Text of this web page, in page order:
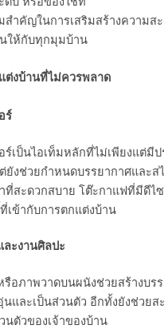
ำคัญในการเสริมสร้างความส
ให้กับทุกมุมบ้าน
ต่งบ้านที่ไม่ควรพลาด
ร์
ร์เป็นไอเท็มหลักที่ไม่เพียงแต่มี
ยังช่วยกำหนดบรรยากาศและส
ที่สะดวกสบาย โต๊ะกาแฟที่มีดีไ
เข้ากับการตกแต่งบ้าน
ะงานศิลปะ
อภาพวาดบนผนังช่วยสร้างบร
นและเป็นส่วนตัว อีกทั้งยังช่วย
ตัวของเจ้าของบ้าน